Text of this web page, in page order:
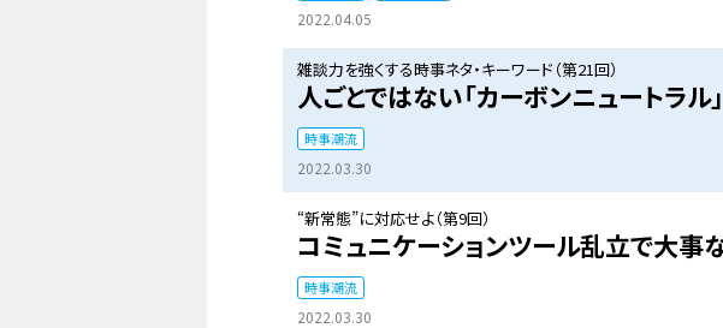
2022.04.05
雑談力を強くする時事ネタ・キーワード（第21回）
人ごとではない「カーボンニュートラル」
時事潮流
2022.03.30
“新常態”に対応せよ（第9回）
コミュニケーションツール乱立で大事
時事潮流
2022.03.30